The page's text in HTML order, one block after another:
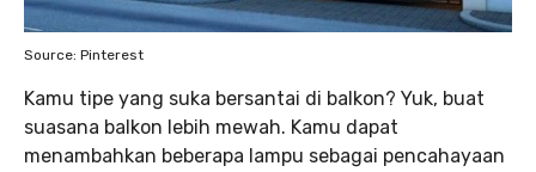
Source: Pinterest
Kamu tipe yang suka bersantai di balkon? Yuk, buat
suasana balkon lebih mewah. Kamu dapat
menambahkan beberapa lampu sebagai pencahayaan